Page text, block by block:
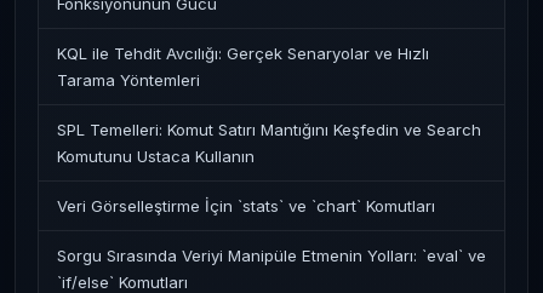
KQL ile Tehdit Avcılığı: Gerçek Senaryolar ve Hızlı
Tarama Yöntemleri
SPL Temelleri: Komut Satırı Mantığını Keşfedin ve Search
Komutunu Ustaca Kullanın
Veri Görselleştirme İçin `stats` ve `chart` Komutları
Sorgu Sırasında Veriyi Manipüle Etmenin Yolları: `eval` ve
`if/else` Komutları